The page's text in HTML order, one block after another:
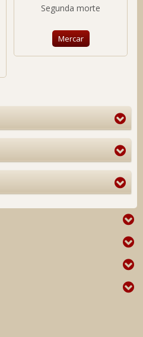
Segunda morte
Mercar